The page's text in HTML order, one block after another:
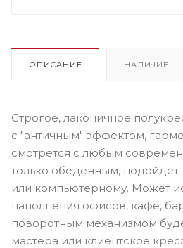
Темные стулья на
из велюра Полукресла темные
подлокотниками
Мягкие темные
ОПИСАНИЕ НАЛИЧИЕ
Строгое, лаконичное
с "античным" эффектом,
смотрется с любым
только обеденным,
или компьютерному. Может
наполнения офисов, кафе,
поворотным механизмом
мастера или клиентское